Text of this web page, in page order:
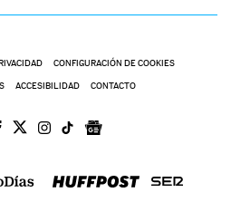
CONFIGURACIÓN DE COOKIES
ACCESIBILIDAD CONTACTO